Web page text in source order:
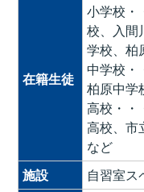
在籍生徒
小学校・
校、入間
学校、
中学校・
柏原中学
高校・・
高校、市
など
施設
自習室ス